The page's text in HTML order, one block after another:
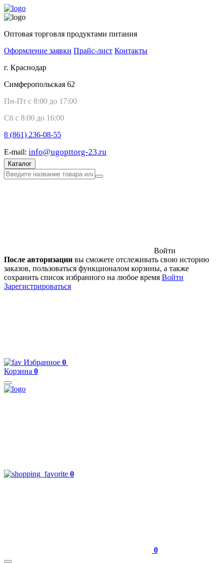
Оптовая торговля продуктами питания
Оформление заявки Прайс-лист Контакты
г. Краснодар
Симферопольская 62
Пн-Пт с 8:00 до 17:00
Сб с 8:00 до 16:00
8 (861) 236-08-55
E-mail: info@ugopttorg-23.ru
Каталог
Войти
После авторизации вы сможете отслеживать свою историю
заказов, пользоваться функционалом корзины, а также
сохранить список избранного на любое время Войти
Зарегистрироваться
Избранное 0
Корзина 0
0
0